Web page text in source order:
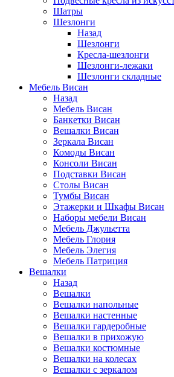
Шатры
Шезлонги
Назад
Шезлонги
Кресла-шезлонги
Шезлонги-лежаки
Шезлонги складные
Мебель Висан
Назад
Мебель Висан
Банкетки Висан
Вешалки Висан
Зеркала Висан
Комоды Висан
Консоли Висан
Подставки Висан
Столы Висан
Тумбы Висан
Этажерки и Шкафы Висан
Наборы мебели Висан
Мебель Джульетта
Мебель Глория
Мебель Элегия
Мебель Патриция
Вешалки
Назад
Вешалки
Вешалки напольные
Вешалки настенные
Вешалки гардеробные
Вешалки в прихожую
Вешалки костюмные
Вешалки на колесах
Вешалки с зеркалом